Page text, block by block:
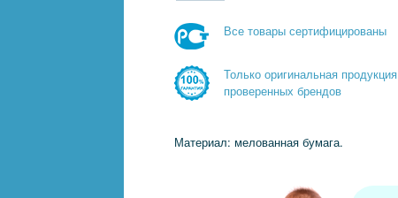
Все товары сертифицированы
Только оригинальная продукция
проверенных брендов
Материал: мелованная бумага.